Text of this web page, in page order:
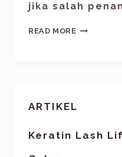
jika salah
READ MORE
ARTIKEL
Keratin Lash